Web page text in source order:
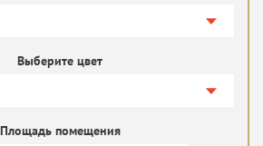
Выберите цвет
Площадь помещения